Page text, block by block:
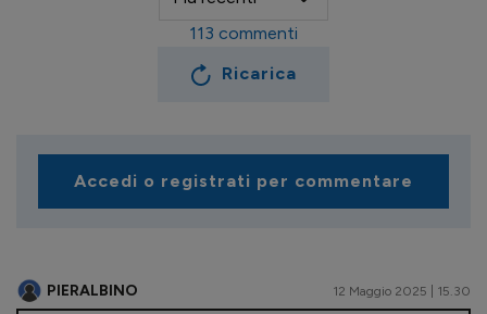
Ricarica
113 commenti
Accedi o registrati per commentare
PIERALBINO 12 Maggio 2025 | 15.30